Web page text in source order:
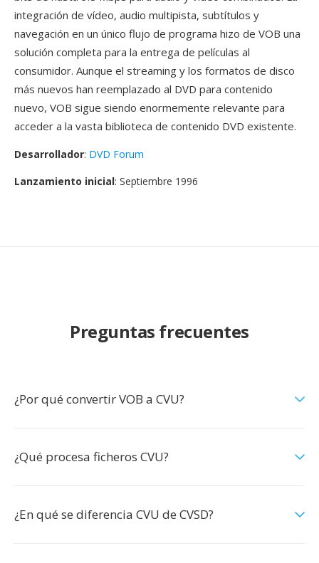
integración de vídeo, audio multipista, subtítulos y
navegación en un único flujo de programa hizo de VOB una
solución completa para la entrega de películas al
consumidor. Aunque el streaming y los formatos de disco
más nuevos han reemplazado al DVD para contenido
nuevo, VOB sigue siendo enormemente relevante para
acceder a la vasta biblioteca de contenido DVD existente.
Desarrollador: DVD Forum
Lanzamiento inicial: Septiembre 1996
Preguntas frecuentes
¿Por qué convertir VOB a CVU?
¿Qué procesa ficheros CVU?
¿En qué se diferencia CVU de CVSD?